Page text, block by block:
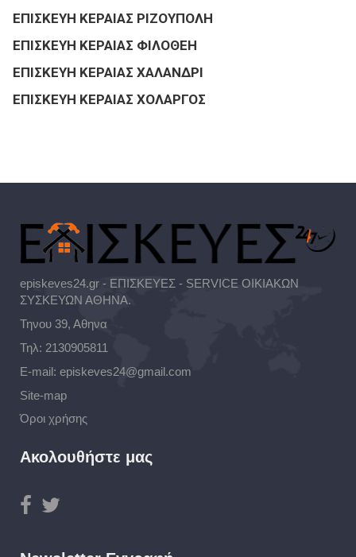
ΕΠΙΣΚΕΥΗ ΚΕΡΑΙΑΣ ΡΙΖΟΥΠΟΛΗ
ΕΠΙΣΚΕΥΗ ΚΕΡΑΙΑΣ ΦΙΛΟΘΕΗ
ΕΠΙΣΚΕΥΗ ΚΕΡΑΙΑΣ ΧΑΛΑΝΔΡΙ
ΕΠΙΣΚΕΥΗ ΚΕΡΑΙΑΣ ΧΟΛΑΡΓΟΣ
episkeves24.gr - ΕΠΙΣΚΕΥΕΣ - SERVICE ΟΙΚΙΑΚΩΝ
ΣΥΣΚΕΥΩΝ ΑΘΗΝΑ.
Τηνου 39, Αθηνα
Τηλ: 2130905811
E-mail: episkeves24@gmail.com
Site-map
Όροι χρήσης
Ακολουθήστε μας